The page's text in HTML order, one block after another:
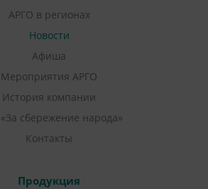
АРГО в регионах
Новости
Афиша
Мероприятия АРГО
История компании
сбережение народа»
Контакты
Продукция